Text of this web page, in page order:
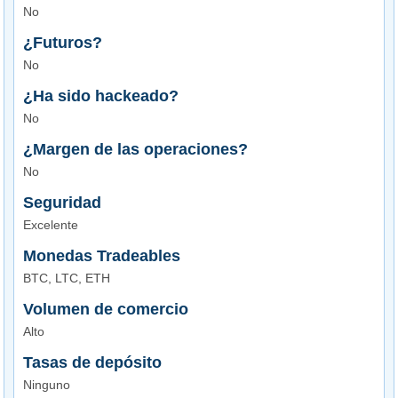
No
¿Futuros?
No
¿Ha sido hackeado?
No
¿Margen de las operaciones?
No
Seguridad
Excelente
Monedas Tradeables
BTC, LTC, ETH
Volumen de comercio
Alto
Tasas de depósito
Ninguno